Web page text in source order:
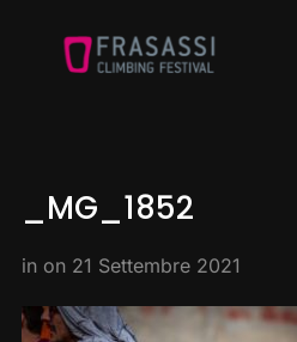
_MG_1852
in on 21 Settembre 2021